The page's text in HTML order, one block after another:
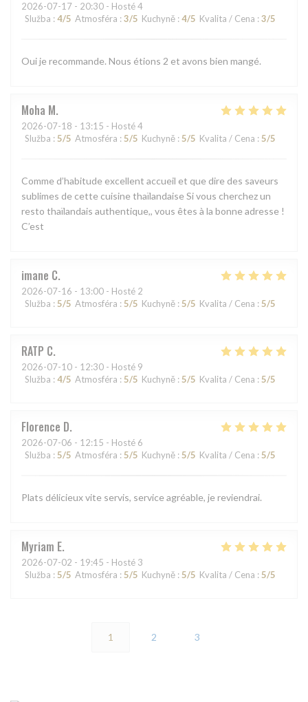
2026-07-17 - 20:30 - Hosté 4
Služba : 4/5 Atmosféra : 3/5 Kuchyně : 4/5 Kvalita / Cena : 3/5
Oui je recommande. Nous étions 2 et avons bien mangé.
Moha M
2026-07-18 - 13:15 - Hosté 4
Služba : 5/5 Atmosféra : 5/5 Kuchyně : 5/5 Kvalita / Cena : 5/5
Comme d’habitude excellent accueil et que dire des saveurs
sublimes de cette cuisine thaïlandaise Si vous cherchez un
resto thaïlandais authentique,, vous êtes à la bonne adresse !
C’est
imane C
2026-07-16 - 13:00 - Hosté 2
Služba : 5/5 Atmosféra : 5/5 Kuchyně : 5/5 Kvalita / Cena : 5/5
RATP C
2026-07-10 - 12:30 - Hosté 9
Služba : 4/5 Atmosféra : 5/5 Kuchyně : 5/5 Kvalita / Cena : 5/5
Florence D
2026-07-06 - 12:15 - Hosté 6
Služba : 5/5 Atmosféra : 5/5 Kuchyně : 5/5 Kvalita / Cena : 5/5
Plats délicieux vite servis, service agréable, je reviendrai.
Myriam E
2026-07-02 - 19:45 - Hosté 3
Služba : 5/5 Atmosféra : 5/5 Kuchyně : 5/5 Kvalita / Cena : 5/5
1 2 3